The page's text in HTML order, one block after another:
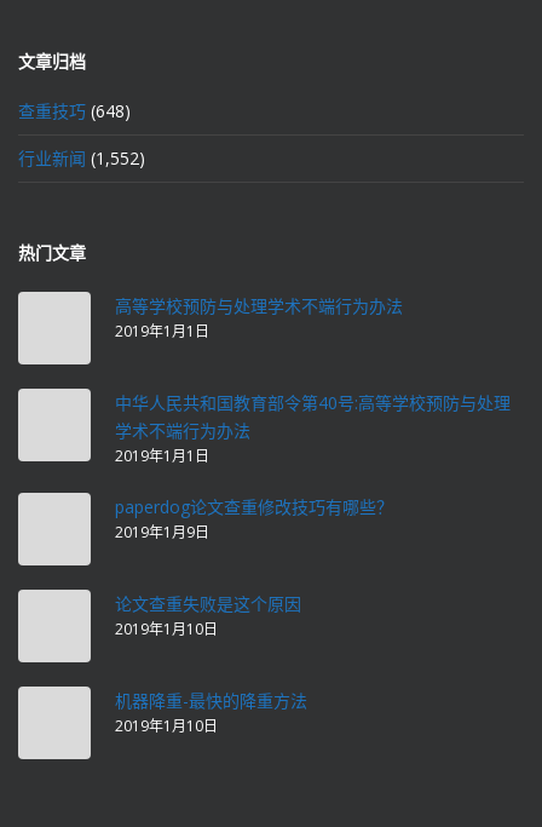
文章归档
查重技巧 (648)
行业新闻 (1,552)
热门文章
高等学校预防与处理学术不端行为办法
2019年1月1日
中华人民共和国教育部令第40号:高等学校预防与处理
学术不端行为办法
2019年1月1日
paperdog论文查重修改技巧有哪些？
2019年1月9日
论文查重失败是这个原因
2019年1月10日
机器降重-最快的降重方法
2019年1月10日